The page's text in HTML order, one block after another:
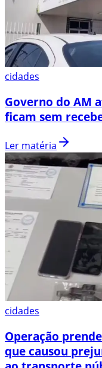
cidades
Governo do AM
ficam sem
Ler matéria
cidades
Operação
que causou